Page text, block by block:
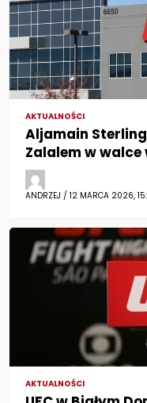
AKTUALNOŚCI
Aljamain
Zalalem w walce
ANDRZEJ / 12 MARCA 2026,
AKTUALNOŚCI